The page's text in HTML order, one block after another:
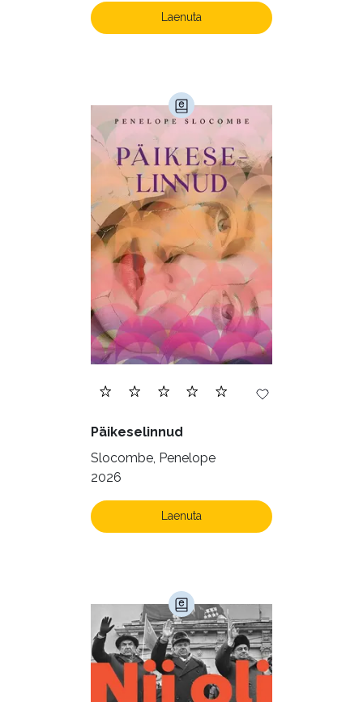
Laenuta
Päikeselinnud
Slocombe, Penelope
2026
Laenuta